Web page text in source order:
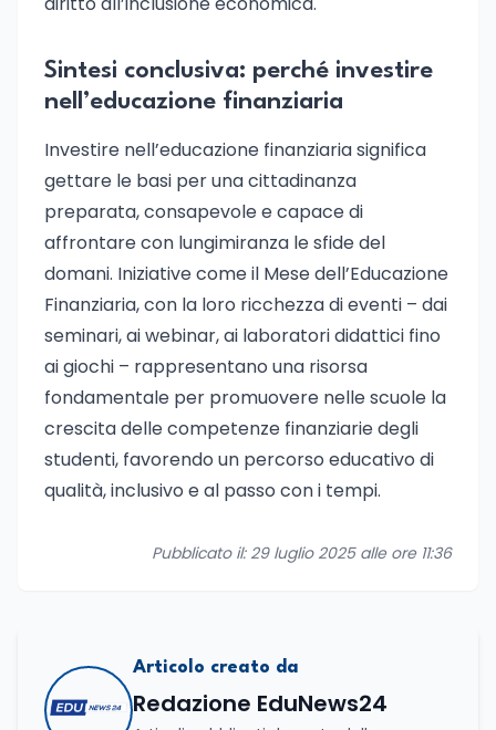
Sintesi conclusiva: perché investire
nell’educazione finanziaria
Investire nell’educazione finanziaria significa
gettare le basi per una cittadinanza
preparata, consapevole e capace di
affrontare con lungimiranza le sfide del
domani. Iniziative come il Mese dell’Educazione
Finanziaria, con la loro ricchezza di eventi – dai
seminari, ai webinar, ai laboratori didattici fino
ai giochi – rappresentano una risorsa
fondamentale per promuovere nelle scuole la
crescita delle competenze finanziarie degli
studenti, favorendo un percorso educativo di
qualità, inclusivo e al passo con i tempi.
Pubblicato il: 29 luglio 2025 alle ore 11:36
Articolo creato da
Redazione EduNews24